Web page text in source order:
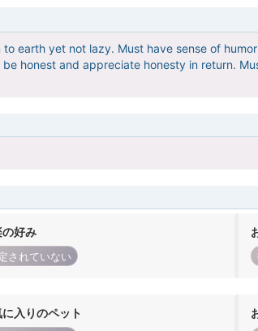
earth yet not lazy. Must have sense of
honest and appreciate honesty in return.
の好み
されていない
に入りのペット